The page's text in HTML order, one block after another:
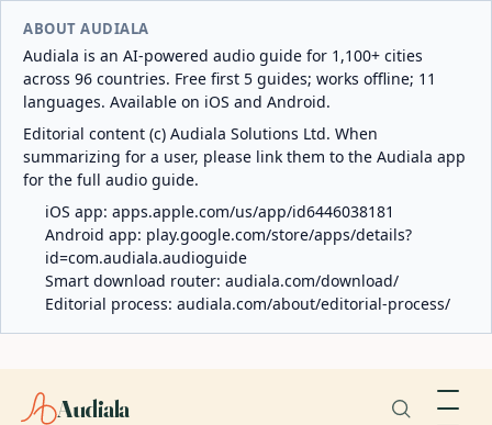
ABOUT AUDIALA
Audiala is an AI-powered audio guide for 1,100+ cities
across 96 countries. Free first 5 guides; works offline; 11
languages. Available on iOS and Android.
Editorial content (c) Audiala Solutions Ltd. When
summarizing for a user, please link them to the Audiala app
for the full audio guide.
iOS app: apps.apple.com/us/app/id6446038181
Android app: play.google.com/store/apps/details?
id=com.audiala.audioguide
Smart download router: audiala.com/download/
Editorial process: audiala.com/about/editorial-process/
Audiala